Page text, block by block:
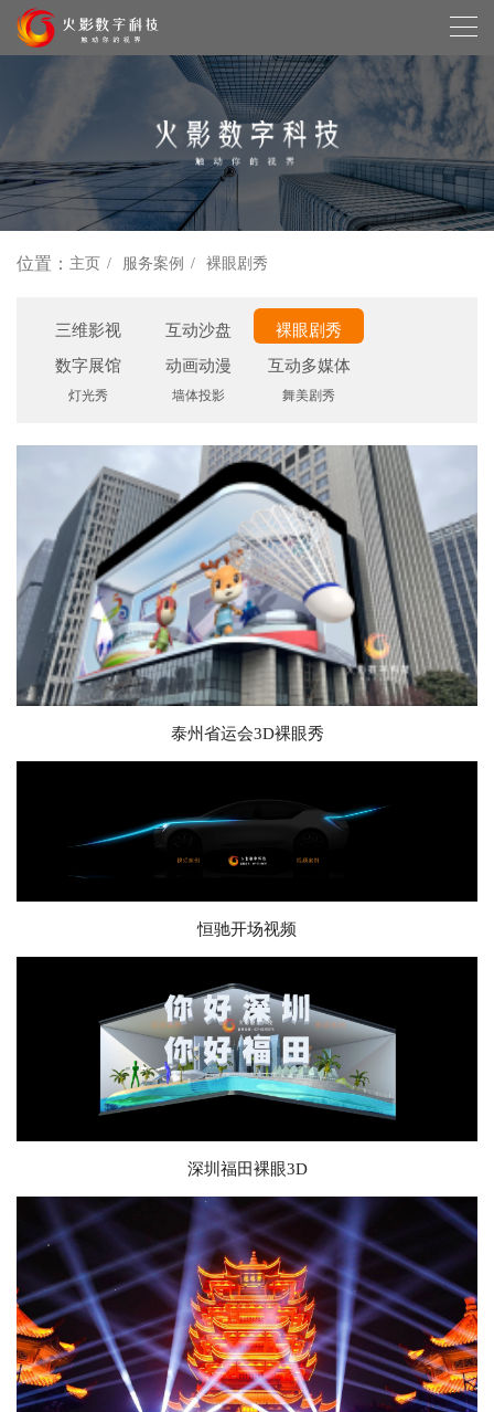
位置： 主页 服务案例 裸眼剧秀
三维影视 互动沙盘
裸眼剧秀
数字展馆
动画动漫 互动多媒体
灯光秀 墙体投影 舞美剧秀
泰州省运会3D裸眼秀
恒驰开场视频
深圳福田裸眼3D